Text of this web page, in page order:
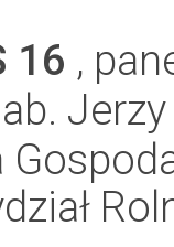
16 ,